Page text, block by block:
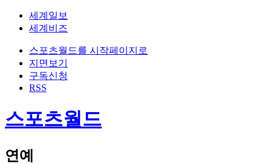
세계일보
세계비즈
스포츠월드를 시작페이지로
지면보기
구독신청
RSS
스포츠월드
연예